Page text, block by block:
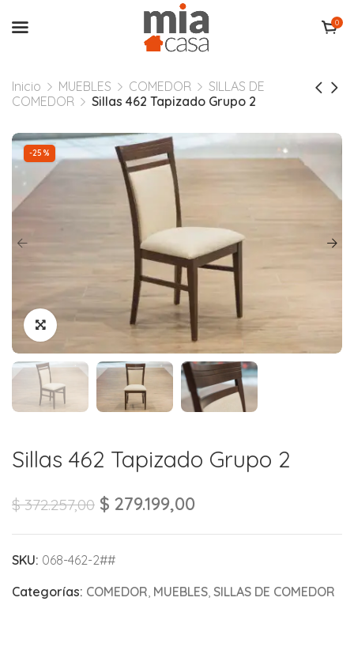
0
Inicio MUEBLES COMEDOR
SILLAS DE
COMEDOR
Sillas 462 Tapizado Grupo 2
-25%
Sillas 462 Tapizado Grupo 2
$372.257,00 $ 279.199,00
SKU: 068-462-2##
Categorías: COMEDOR, MUEBLES, SILLAS DE COMEDOR